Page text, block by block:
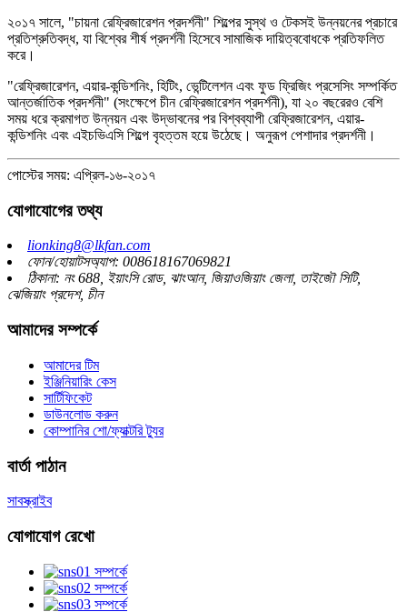
২০১৭ সালে, "চায়না রেফ্রিজারেশন প্রদর্শনী" শিল্পের সুস্থ ও টেকসই উন্নয়নের প্রচারে
প্রতিশ্রুতিবদ্ধ, যা বিশ্বের শীর্ষ প্রদর্শনী হিসেবে সামাজিক দায়িত্ববোধকে প্রতিফলিত
করে।
"রেফ্রিজারেশন, এয়ার-কন্ডিশনিং, হিটিং, ভেন্টিলেশন এবং ফুড ফ্রিজিং প্রসেসিং সম্পর্কিত
আন্তর্জাতিক প্রদর্শনী" (সংক্ষেপে চীন রেফ্রিজারেশন প্রদর্শনী), যা ২০ বছরেরও বেশি
সময় ধরে ক্রমাগত উন্নয়ন এবং উদ্ভাবনের পর বিশ্বব্যাপী রেফ্রিজারেশন, এয়ার-
কন্ডিশনিং এবং এইচভিএসি শিল্পে বৃহত্তম হয়ে উঠেছে। অনুরূপ পেশাদার প্রদর্শনী।
পোস্টের সময়: এপ্রিল-১৬-২০১৭
যোগাযোগের তথ্য
lionking8@lkfan.com
ফোন/হোয়াটসঅ্যাপ: 008618167069821
ঠিকানা: নং 688, ইয়াংসি রোড, ঝাংআন, জিয়াওজিয়াং জেলা, তাইজৌ সিটি,
ঝেজিয়াং প্রদেশ, চীন
আমাদের সম্পর্কে
আমাদের টিম
ইঞ্জিনিয়ারিং কেস
সার্টিফিকেট
ডাউনলোড করুন
কোম্পানির শো/ফ্যাক্টরি ট্যুর
বার্তা পাঠান
সাবস্ক্রাইব
যোগাযোগ রেখো